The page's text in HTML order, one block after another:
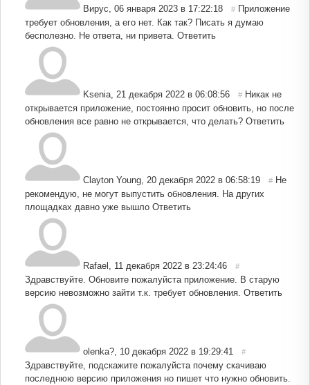
Вирус, 06 января 2023 в 17:22:18 # Приложение
требует обновления, а его нет. Как так? Писать я думаю
бесполезно. Не ответа, ни привета. Ответить
Ksenia, 21 декабря 2022 в 06:08:56 # Никак не
открывается приложение, постоянно просит обновить, но после
обновления все равно не открывается, что делать? Ответить
Clayton Young, 20 декабря 2022 в 06:58:19 # Не
рекомендую, не могут выпустить обновления. На других
площадках давно уже вышло Ответить
Rafael , 11 декабря 2022 в 23:24:46 #
Здравствуйте. Обновите пожалуйста приложение. В старую
версию невозможно зайти т.к. требует обновления. Ответить
olenka?, 10 декабря 2022 в 19:29:41 #
Здравствуйте, подскажите пожалуйста почему скачиваю
последнюю версию приложения но пишет что нужно обновить.